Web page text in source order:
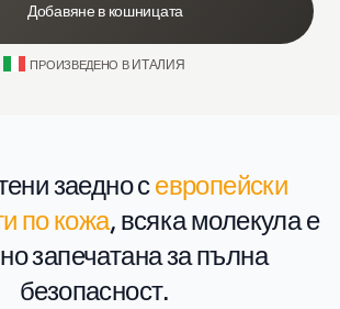
Добавяне в кошницата
ПРОИЗВЕДЕНО В ИТАЛИЯ
заедно севропейски
по кожа, всяка молекула е
запечатана за пълна
безопасност.